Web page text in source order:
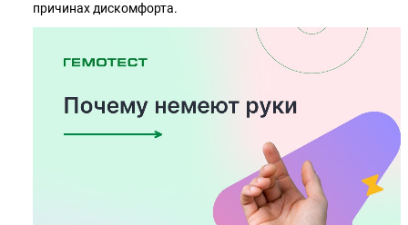
причинах дискомфорта.